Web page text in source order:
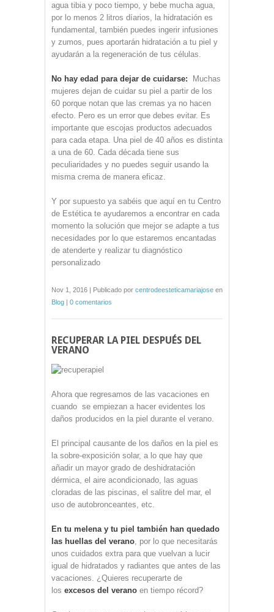
agua tibia y poco tiempo, y bebe mucha agua,
por lo menos 2 litros díarios, la hidratación es
fundamental, también puedes ingerir infusiones
y zumos, pues aportarán hidratación a tu piel y
ayudarán a la regeneración de tus células.
No hay edad para dejar de cuidarse: Muchas
mujeres dejan de cuidar su piel a partir de los
60 porque notan que las cremas ya no hacen
efecto. Pero es un error que debes evitar. Es
importante que escojas productos adecuados
para cada etapa. Una piel de 40 años es distinta
a una de 60. Cada década tiene sus
peculiaridades y no puedes seguir usando la
misma crema de manera eficaz.
Y por supuesto ya sabéis que aquí en tu Centro
de Estética te ayudaremos a encontrar en cada
momento la solución que mejor se adapte a tus
necesidades por lo que estaremos encantadas
de atenderte y realizar tu diagnóstico
personalizado
Nov 1, 2016 | Publicado por centrodeesteticamariajose en
Blog | 0 comentarios
RECUPERAR LA PIEL DESPUÉS DEL
VERANO
Ahora que regresamos de las vacaciones en
cuando se empiezan a hacer evidentes los
daños producidos en la piel durante el verano.
El principal causante de los daños en la piel es
la sobre-exposición solar, a lo que hay que
añadir un mayor grado de deshidratación
dérmica, el aire acondicionado, las aguas
cloradas de las piscinas, el salitre del mar, el
uso de autobronceantes, etc.
En tu melena y tu piel también han quedado
las huellas del verano, por lo que necesitarás
unos cuidados extra para que vuelvan a lucir
igual de hidratados y radiantes que antes de las
vacaciones. ¿Quieres recuperarte de
los excesos del verano en tiempo récord?